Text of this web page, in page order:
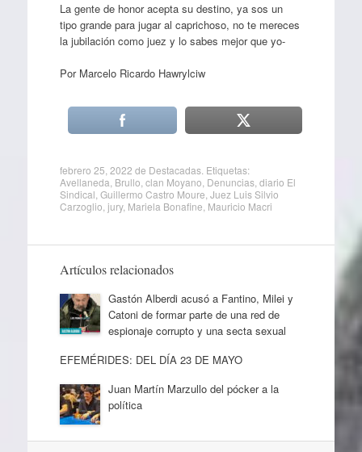
La gente de honor acepta su destino, ya sos un
tipo grande para jugar al caprichoso, no te mereces
la jubilación como juez y lo sabes mejor que yo-
Por Marcelo Ricardo Hawrylciw
febrero 25, 2022 de Destacadas. Etiquetas:
Avellaneda Brullo clan Moyano Denuncias, diario El
Sindical Guillermo Castro Moure Juez Luis Silvio
Carzoglio jury, Mariela Bonafine Mauricio Macri
Artículos relacionados
Gastón Alberdi acusó a Fantino, Milei y
Catoni de formar parte de una red de
espionaje corrupto y una secta sexual
EFEMÉRIDES: DEL DÍA 23 DE MAYO
Juan Martín Marzullo del pócker a la
política